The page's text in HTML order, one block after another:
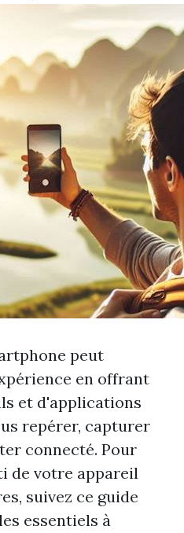
peut
en offrant
et d'applications
repérer, capturer
connecté. Pour
de votre appareil
suivez ce guide
essentiels à